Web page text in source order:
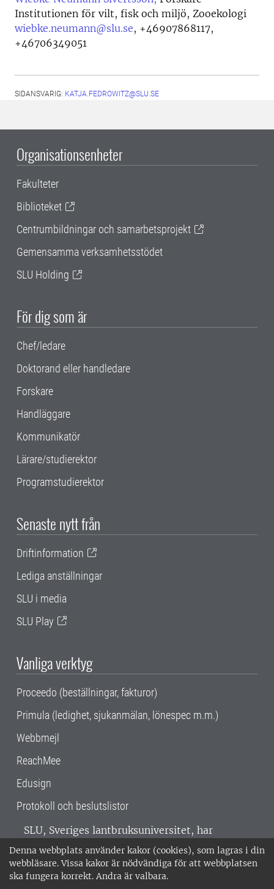
Denna webbplats använder kakor (cookies), som lagras i din
webbläsare. Vissa kakor är nödvändiga för att webbplatsen
ska fungera korrekt. Andra är valbara.
Institutionen för vilt, fisk och miljö, Zooekologi
wiebke.neumann@slu.se, +46907868117,
+46706349051
SIDANSVARIG: KATJA.FEDROWITZ@SLU.SE
Organisationsenheter
Fakulteter
Biblioteket
Centrumbildningar och samarbetsprojekt
Gemensamma verksamhetsstödet
SLU Holding
För dig som är
Chef/ledare
Doktorand eller handledare
Forskare
Handläggare
Kommunikatör
Lärare/studierektor
Programstudierektor
Senaste nytt från
Driftinformation
Lediga anställningar
SLU i media
SLU Play
Vanliga verktyg
Proceedo (beställningar, fakturor)
Primula (ledighet, sjukanmälan, lönespec m.m.)
Webbmejl
ReachMee
Edusign
Protokoll och beslutslistor
SLU, Sveriges lantbruksuniversitet, har
verksamhet över hela Sverige. Huvudorter är
Alnarp, Uppsala och Umeå.SLU är
miljöcertifierat enligt ISO 14001. •